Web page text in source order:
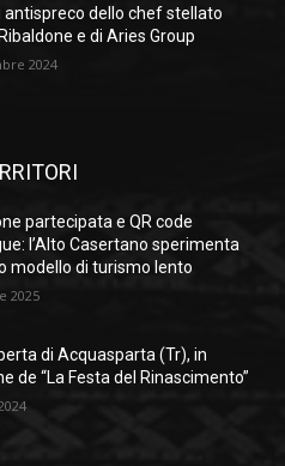
antispreco dello chef stellato
e di Aries Group
2024
partecipata e QR code
l’Alto Casertano sperimenta
modello di turismo lento
2025
di Acquasparta (Tr), in
de “La Festa del Rinascimento”